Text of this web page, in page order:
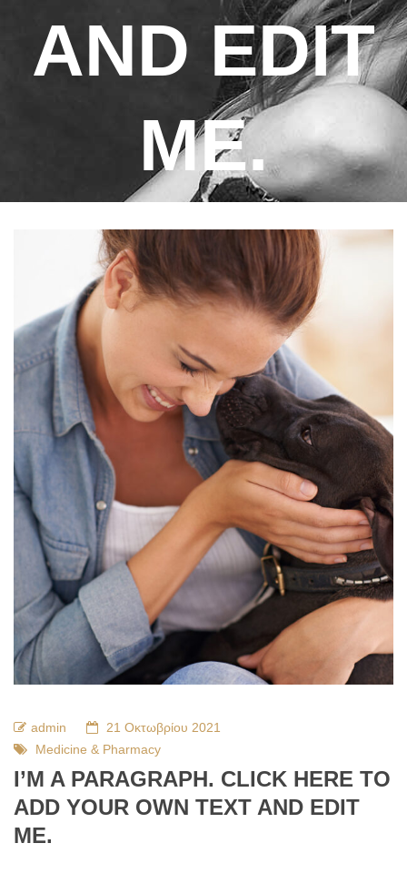
AND EDIT
ME.
admin
21 Οκτωβρίου 2021
Medicine & Pharmacy
I’M A PARAGRAPH. CLICK HERE TO
ADD YOUR OWN TEXT AND EDIT
ME.